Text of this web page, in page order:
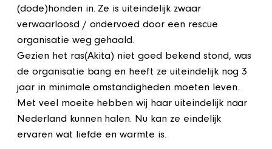
(dode)honden in. Ze is uiteindelijk zwaar
verwaarloosd / ondervoed door een rescue
organisatie weg gehaald.
Gezien het ras(Akita) niet goed bekend stond, was
de organisatie bang en heeft ze uiteindelijk nog 3
jaar in minimale omstandigheden moeten leven.
Met veel moeite hebben wij haar uiteindelijk naar
Nederland kunnen halen. Nu kan ze eindelijk
ervaren wat liefde en warmte is.